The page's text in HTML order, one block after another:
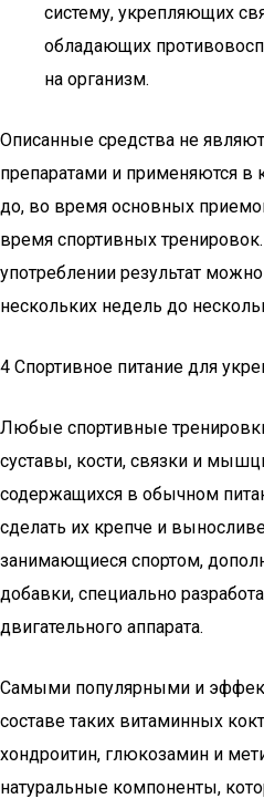
систему, укрепляющих
обладающих
на организм.
Описанные средства не
препаратами и применяются
до, во время основных
время спортивных
употреблении результат
нескольких недель до
4 Спортивное питание для
Любые спортивные
суставы, кости, связки и
содержащихся в обычном
сделать их крепче и
занимающиеся спортом,
добавки, специально
двигательного аппарата.
Самыми популярными и
составе таких витаминных
хондроитин, глюкозамин и
натуральные компоненты,